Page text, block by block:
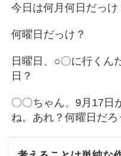
今日は何月何日だっけ
何曜日だっけ？
日曜日、○〇に行くん
日？
〇〇ちゃん、9月17日
ね。あれ？何曜日だろ